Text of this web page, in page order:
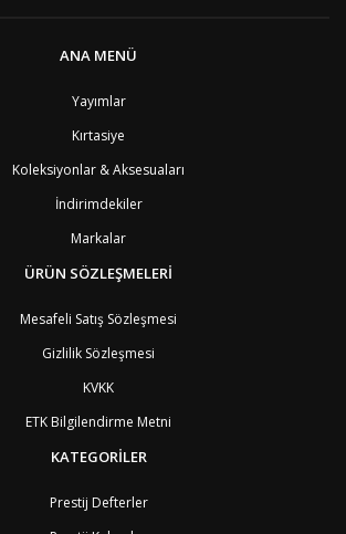
ANA MENÜ
Yayımlar
Kırtasiye
Koleksiyonlar & Aksesuaları
İndirimdekiler
Markalar
ÜRÜN SÖZLEŞMELERİ
Mesafeli Satış Sözleşmesi
Gizlilik Sözleşmesi
KVKK
ETK Bilgilendirme Metni
KATEGORİLER
Prestij Defterler